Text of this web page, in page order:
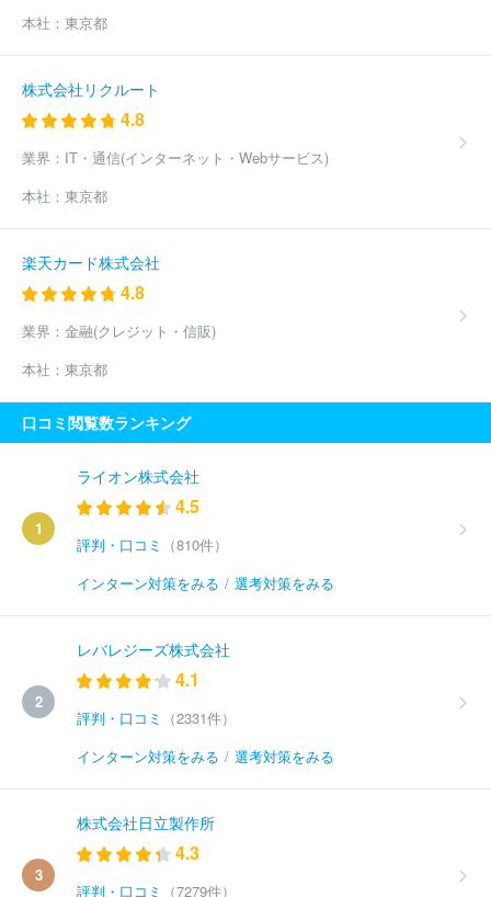
おさか
ほか(251件)
本社： 東京都
株式会社リクルート
4.8
業界： IT・通信(インターネット・Webサービス)
本社： 東京都
楽天カード株式会社
4.8
業界： 金融(クレジット・信販)
本社： 東京都
口コミ閲覧数ランキング
1
ライオン株式会社
4.5
評判・口コミ
（810件）
インターン対策をみる / 選考対策をみる
2
レバレジーズ株式会社
4.1
評判・口コミ
（2331件）
インターン対策をみる / 選考対策をみる
3
株式会社日立製作所
4.3
評判・口コミ
（7279件）